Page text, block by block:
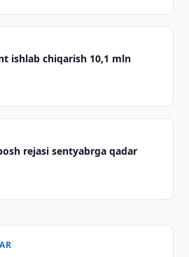
ishlab chiqarish 10,1 mln
rejasi sentyabrga qadar